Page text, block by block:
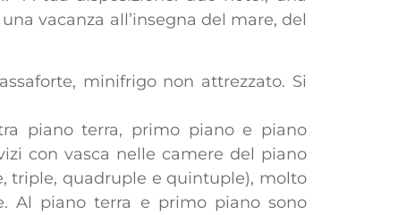
vacanza all’insegna del mare, del
minifrigo non attrezzato. Si
piano terra, primo piano e piano
con vasca nelle camere del piano
triple, quadruple e quintuple), molto
Al piano terra e primo piano sono